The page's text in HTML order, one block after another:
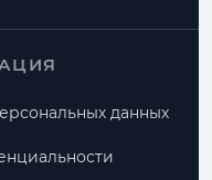
данных